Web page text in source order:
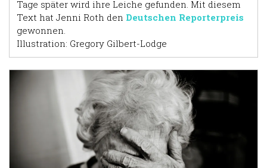
Tage später wird ihre Leiche gefunden. Mit diesem
Text hat Jenni Roth den Deutschen Reporterpreis
gewonnen.
Illustration: Gregory Gilbert-Lodge